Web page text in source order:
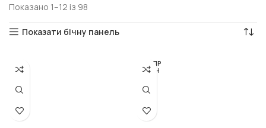
Показано 1–12 із 98
Показати бічну панель
РОЗПР
ОДАН